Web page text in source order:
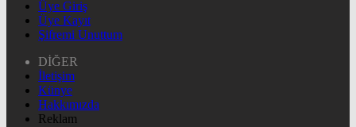
Üye Giriş
Üye Kayıt
Şifremi Unuttum
DİĞER
İletişim
Künye
Hakkımızda
Reklam